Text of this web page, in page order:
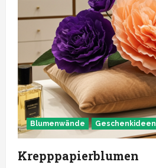
Blumenwände Geschenkideen
Krepppapierblumen